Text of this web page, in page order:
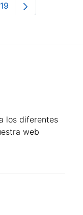
intermedias Use
Página
19
los diferentes
web